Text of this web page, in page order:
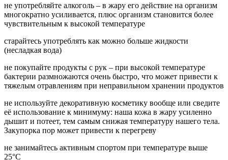
не употребляйте алкоголь – в жару его действие на организм
многократно усиливается, плюс организм становится более
чувствительным к высокой температуре
старайтесь употреблять как можно больше жидкости
(несладкая вода)
не покупайте продукты с рук – при высокой температуре
бактерии размножаются очень быстро, что может привести к
тяжелым отравлениям при неправильном хранении продуктов
не используйте декоративную косметику вообще или сведите
её использование к минимуму: наша кожа в жару усиленно
дышит и потеет, тем самым снижая температуру нашего тела.
Закупорка пор может привести к перегреву
не занимайтесь активным спортом при температуре выше
25°С